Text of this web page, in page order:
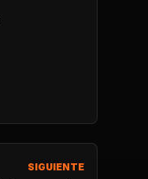
SIGUIENTE